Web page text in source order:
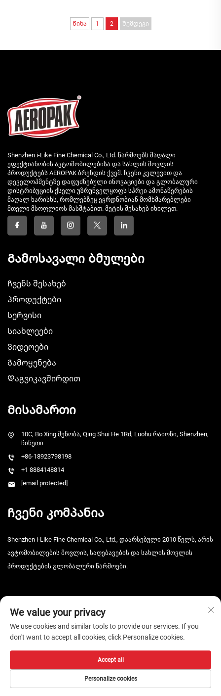
Წინა 1 2 Შემდეგი
Shenzhen i-Like Fine Chemical Co., Ltd. წარმოებს მაღალი
ეფექტიანობის ავტომობილებისა და სახლის მოვლის
პროდუქტებს AEROPAK ბრენდის ქვეშ. ჩვენი კვლევით და
დეველოპმენტზე დაფუძნებული ინოვაციები და გლობალური
დისტრიბუციის ქსელი უზრუნველყოფს სპრეი ამონაწერების
მაღალ ხარისხს, რომლებზეც ეყრდნობიან მომხმარებლები
მთელი მსოფლიოს მასშტაბით. მეტის შესახებ იხილეთ.
Გამოსავალი ბმულები
Ჩვენს შესახებ
Პროდუქტები
Სერვისი
Სიახლეები
Ვიდეოები
Გამოყენება
Დაგვიკავშირდით
Მისამართი
10C, Bo Xing შენობა, Qing Shui He 1Rd, Luohu რაიონი, Shenzhen,
ჩინეთი
+86-18923798198
+1 8884148814
[email protected]
Ჩვენი კომპანია
Shenzhen i-Like Fine Chemical Co., Ltd., დაარსებული 2010 წელს, არის
ავტომობილების მოვლის, საღებავების და სახლის მოვლის
პროდუქტების გლობალური წარმოები.
Copyright © 2026 Shenzhen i-Like Fine Chemical Co., Ltd. ყველა
We value your privacy
We use cookies and similar tools to provide our services. If you
don't want to accept all cookies, click Personalize cookies.
Personalize cookies
Accept all